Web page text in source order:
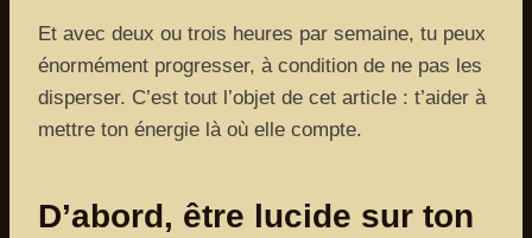
Et avec deux ou trois heures par semaine, tu peux
énormément progresser, à condition de ne pas les
disperser. C’est tout l’objet de cet article : t’aider à
mettre ton énergie là où elle compte.
D’abord, être lucide sur ton